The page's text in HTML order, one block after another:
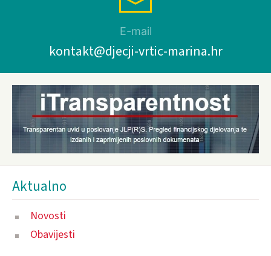
E-mail
kontakt@djecji-vrtic-marina.hr
Aktualno
Novosti
Obavijesti